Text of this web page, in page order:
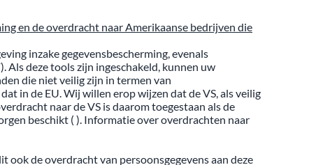
en de overdracht naar Amerikaanse bedrijven die
inzake gegevensbescherming, evenals
Als deze tools zijn ingeschakeld, kunnen uw
die niet veilig zijn in termen van
in de EU. Wij willen erop wijzen dat de VS, als veilig
naar de VS is daarom toegestaan als de
beschikt ( ). Informatie over overdrachten naar
de overdracht van persoonsgegevens aan deze